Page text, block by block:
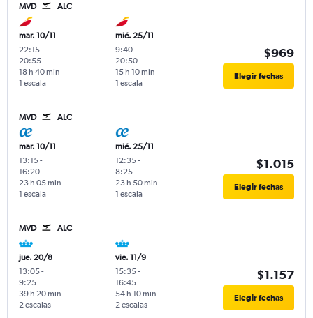
MVD ALC
mar. 10/11
22:15-
20:55
1 escala
18 h 40 min
mié. 25/11
9:40-
20:50
1 escala
15 h 10 min
$969
Elegir fechas
MVD ALC
mar. 10/11
13:15-
16:20
1 escala
23 h 05 min
mié. 25/11
12:35-
8:25
1 escala
23 h 50 min
$1.015
Elegir fechas
MVD ALC
jue. 20/8
13:05-
9:25
2 escalas
39 h 20 min
vie. 11/9
15:35-
16:45
2 escalas
54 h 10 min
$1.157
Elegir fechas